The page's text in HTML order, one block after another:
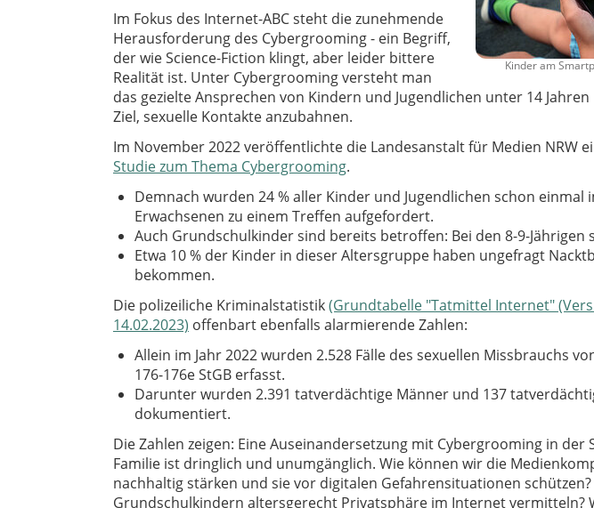
Kinder am
Im Fokus des Internet-ABC steht die zunehmende
Herausforderung des Cybergrooming - ein Begriff,
der wie Science-Fiction klingt, aber leider bittere
Realität ist. Unter Cybergrooming versteht man
das gezielte Ansprechen von Kindern und Jugendlichen unter 14
Ziel, sexuelle Kontakte anzubahnen.
Im November 2022 veröffentlichte die Landesanstalt für Medien NRW
Studie zum Thema Cybergrooming.
Demnach wurden 24 % aller Kinder und Jugendlichen schon einmal
Erwachsenen zu einem Treffen aufgefordert.
Auch Grundschulkinder sind bereits betroffen: Bei den 8-9-Jährigen
Etwa 10 % der Kinder in dieser Altersgruppe haben ungefragt
bekommen.
Die polizeiliche Kriminalstatistik(Grundtabelle "Tatmittel Internet"
14.02.2023) offenbart ebenfalls alarmierende Zahlen:
Allein im Jahr 2022 wurden 2.528 Fälle des sexuellen Missbrauchs
176-176e StGB erfasst.
Darunter wurden 2.391 tatverdächtige Männer und 137
dokumentiert.
Die Zahlen zeigen: Eine Auseinandersetzung mit Cybergrooming in der
Familie ist dringlich und unumgänglich. Wie können wir die
nachhaltig stärken und sie vor digitalen Gefahrensituationen
Grundschulkindern altersgerecht Privatsphäre im Internet vermitteln?